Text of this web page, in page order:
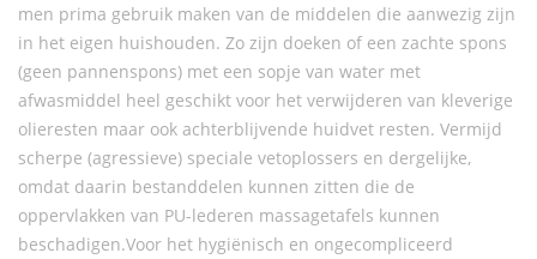
men prima gebruik maken van de middelen die aanwezig zijn
in het eigen huishouden. Zo zijn doeken of een zachte spons
(geen pannenspons) met een sopje van water met
afwasmiddel heel geschikt voor het verwijderen van kleverige
olieresten maar ook achterblijvende huidvet resten. Vermijd
scherpe (agressieve) speciale vetoplossers en dergelijke,
omdat daarin bestanddelen kunnen zitten die de
oppervlakken van PU-lederen massagetafels kunnen
beschadigen.Voor het hygiënisch en ongecompliceerd